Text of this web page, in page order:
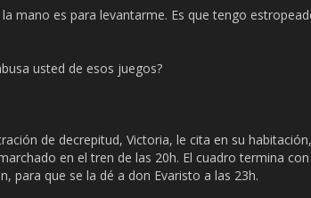
la mano es para levantarme. Es que tengo
usted de esos juegos?
de decrepitud, Victoria, le cita en su
en el tren de las 20h. El cuadro termina
para que se la dé a don Evaristo a las 23h.